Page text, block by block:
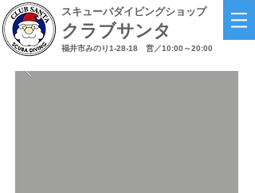
スキューバダイビングショップ
クラブサンタ
福井市みのり1-28-18 営／10:00～20:00